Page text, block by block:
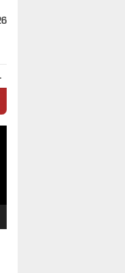
Lintas di Jalan